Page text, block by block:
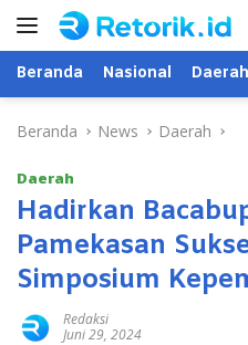
Langsung
Beranda Nasional Daerah
Beranda News Daerah
Daerah
Hadirkan
Pamekasan
Simposium
Redaksi
Juni 29, 2024